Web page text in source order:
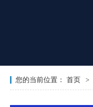
您的当前位置： 首页